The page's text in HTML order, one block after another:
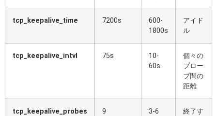
tcp_keepalive_time 7200s
600-
1800s
アイド
ル
tcp_keepalive_intvl 75s
10-
60s
個々の
プロー
ブ間の
距離
tcp_keepalive_probes 9 3-6
終了す